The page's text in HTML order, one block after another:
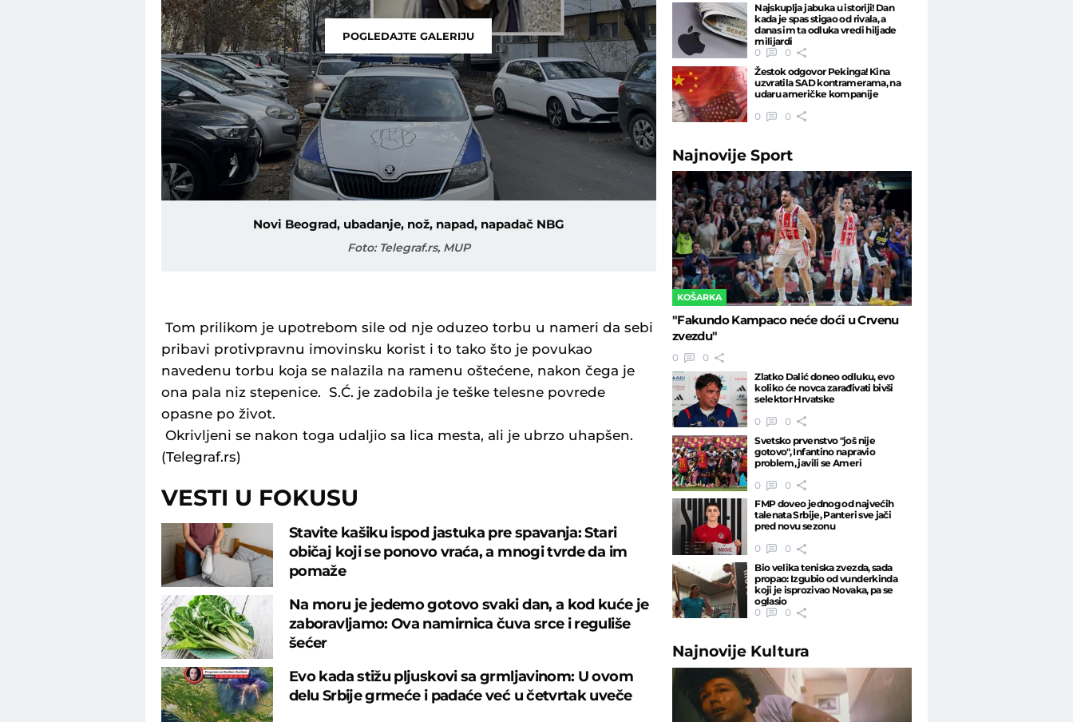
POGLEDAJTE GALERIJU
Novi Beograd, ubadanje, nož, napad, napadač NBG
Foto: Telegraf.rs, MUP
Tom prilikom je upotrebom sile od nje oduzeo torbu u nameri da sebi
pribavi protivpravnu imovinsku korist i to tako što je povukao
navedenu torbu koja se nalazila na ramenu oštećene, nakon čega je
ona pala niz stepenice. S.Ć. je zadobila je teške telesne povrede
opasne po život.
Okrivljeni se nakon toga udaljio sa lica mesta, ali je ubrzo uhapšen.
(Telegraf.rs)
VESTI U FOKUSU
Stavite kašiku ispod jastuka pre spavanja: Stari
običaj koji se ponovo vraća, a mnogi tvrde da im
pomaže
Na moru je jedemo gotovo svaki dan, a kod kuće je
zaboravljamo: Ova namirnica čuva srce i reguliše
šećer
Evo kada stižu pljuskovi sa grmljavinom: U ovom
delu Srbije grmeće i padaće već u četvrtak uveče
Najskuplja jabuka u istoriji! Dan
kada je spas stigao od rivala, a
danas im ta odluka vredi hiljade
milijardi
0
0
Žestok odgovor Pekinga! Kina
uzvratila SAD kontramerama, na
udaru američke kompanije
0
0
NajnovijeSport
KOŠARKA
"Fakundo Kampaco neće doći u Crvenu
zvezdu"
0
0
Zlatko Dalić doneo odluku, evo
koliko će novca zarađivati bivši
selektor Hrvatske
0
0
Svetsko prvenstvo "još nije
gotovo", Infantino napravio
problem, javili se Ameri
0
0
FMP doveo jednog od najvećih
talenata Srbije, Panteri sve jači
pred novu sezonu
0
0
Bio velika teniska zvezda, sada
propao: Izgubio od vunderkinda
koji je isprozivao Novaka, pa se
oglasio
0
0
Najnovije Kultura